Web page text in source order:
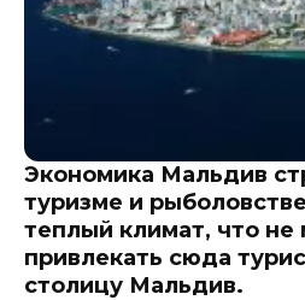
Экономика Мальдив
туризме и
теплый климат, что
привлекать сюда
столицу Мальдив.